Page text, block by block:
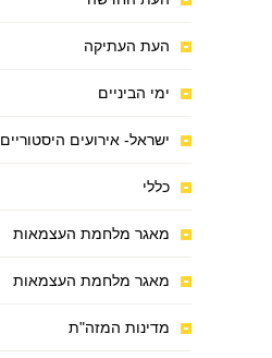
העת העתיקה
ימי הביניים
ישראל- אירועים היסטוריים
כללי
מאגר מלחמת העצמאות
מאגר מלחמת העצמאות
מדינות המזה"ת